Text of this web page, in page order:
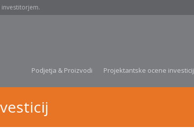
Podjetja & Proizvodi Projektantske ocene investicij